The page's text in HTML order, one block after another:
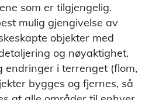
som er tilgjengelig.
mulig gjengivelse av
objekter med
og nøyaktighet.
endringer i terrenget (flom,
bygges og fjernes, så